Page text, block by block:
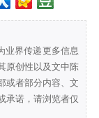
业界传递更多信息
原创性以及文中陈
或者部分内容、文
承诺，请浏览者仅